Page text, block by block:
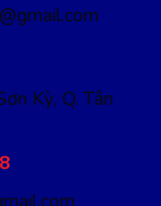
Kỳ, Q. Tân